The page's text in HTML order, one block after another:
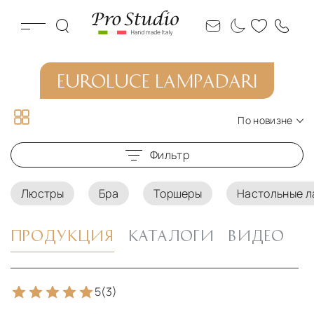
EUROLUCE LAMPADARI
По новизне
По новизне
По цене по возрастанию
По цене по убыванию
Фильтр
Люстры Бра Торшеры Настольные
ПРОДУКЦИЯ КАТАЛОГИ ВИДЕО
5(3)